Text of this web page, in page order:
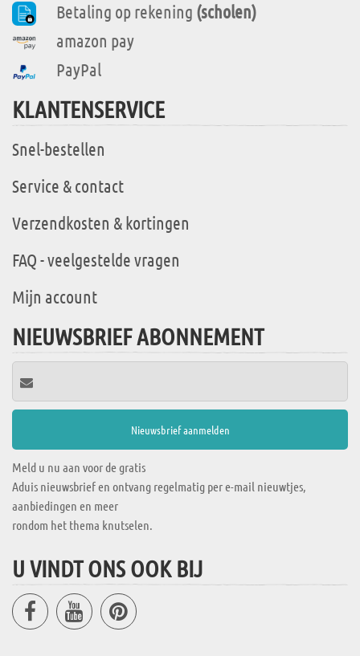
Betaling op rekening (scholen)
amazon pay
PayPal
KLANTENSERVICE
Snel-bestellen
Service & contact
Verzendkosten & kortingen
FAQ - veelgestelde vragen
Mijn account
NIEUWSBRIEF ABONNEMENT
Meld u nu aan voor de gratis
Aduis nieuwsbrief en ontvang regelmatig per e-mail nieuwtjes,
aanbiedingen en meer
rondom het thema knutselen.
U VINDT ONS OOK BIJ